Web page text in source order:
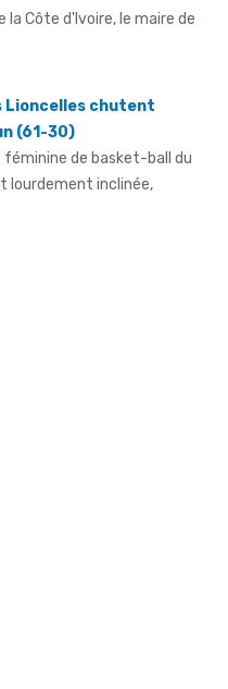
chutent
de basket-ball du
lourdement inclinée,
N'Guessan,
Côte d'Ivoire, Dr Euphrasie